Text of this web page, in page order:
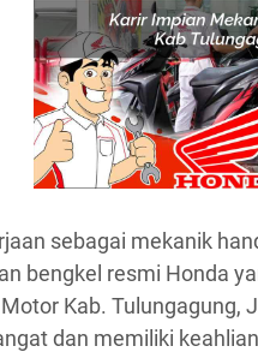
sebagai mekanik
bengkel resmi Honda
Kab. Tulungagung,
dan memiliki